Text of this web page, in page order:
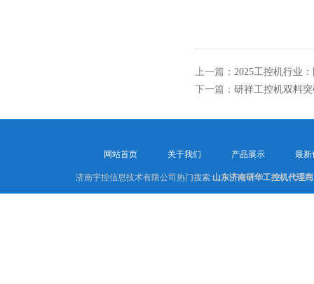
上一篇： 2025工控机行业
下一篇： 研祥工控机双料
网站首页 关于我们 产品展示 最新
济南宇控信息技术有限公司热门搜索:山东济南研华工控机代理